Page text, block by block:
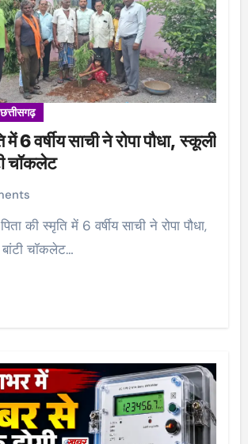
छत्तीसगढ़
में 6 वर्षीय साची ने रोपा पौधा, स्कूली
चॉकलेट
चॉकलेट…